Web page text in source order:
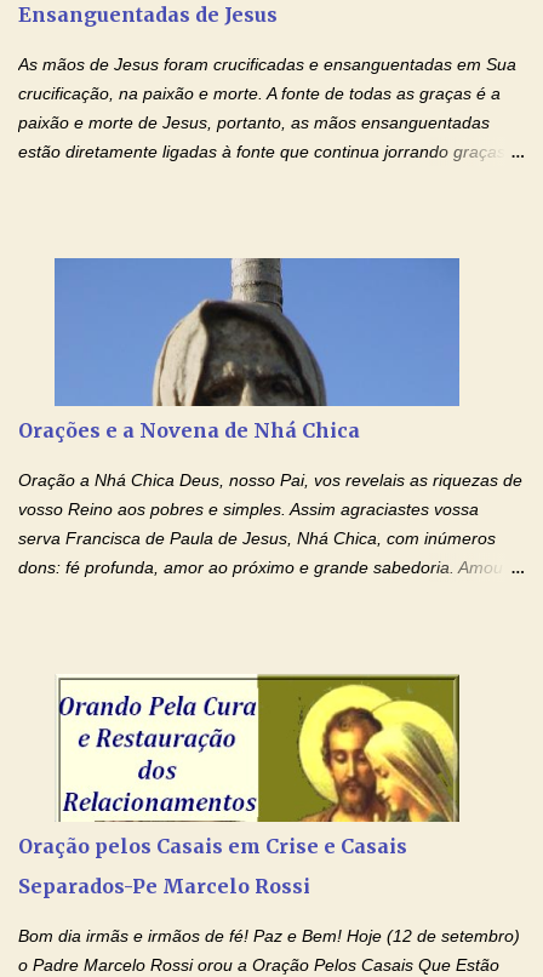
interesse, não se irrita, não guarda rancor. Não se alegra com a
Ensanguentadas de Jesus
As mãos de Jesus foram crucificadas e ensanguentadas em Sua
crucificação, na paixão e morte. A fonte de todas as graças é a
paixão e morte de Jesus, portanto, as mãos ensanguentadas
estão diretamente ligadas à fonte que continua jorrando graças
ensanguentadas, chagadas e abertas, sobre mim, neste
momento. Sinto-me completamente sem forças para prosseguir,
carregando as minhas cruzes. Preciso que a força e o poder de
Tuas Mãos, que suportaram a mais profunda dor ao serem
pregadas na Cruz, reergam-me e curem-me agora. Jesus, não
amo. Nós precisamos desesperadamente de cura física e
espiritual, através do toque consolador de tuas Mãos
ensanguentadas e infinitamente poderosas. Eu reconheço,
apesar de toda a minha limitação e da infinidade dos meus ...
Orações e a Novena de Nhá Chica
Oração a Nhá Chica Deus, nosso Pai, vos revelais as riquezas de
vosso Reino aos pobres e simples. Assim agraciastes vossa
serva Francisca de Paula de Jesus, Nhá Chica, com inúmeros
dons: fé profunda, amor ao próximo e grande sabedoria. Amou a
Senhor Jesus Cristo, vosso Filho, na unidade do Espírito Santo.
Amém. Novena a Nhá Chica (Oração para obter os favores
celestiais através da intercessão da Serva de Deus Nhá Chica)
(Rezar durante nove dias seguidos ou intercalados) Nhá Chica,
recorro a vós como intercessora entre a Bondade Divina e as
entregueis nas mãos do Santíssimo o meu pedido urgente (Fazer
o pedido). Acolhei, Nhá Chica, no vosso coração bondoso as
Oração pelos Casais em Crise e Casais
Separados-Pe Marcelo Rossi
Bom dia irmãs e irmãos de fé! Paz e Bem! Hoje (12 de setembro)
o Padre Marcelo Rossi orou a Oração Pelos Casais Que Estão